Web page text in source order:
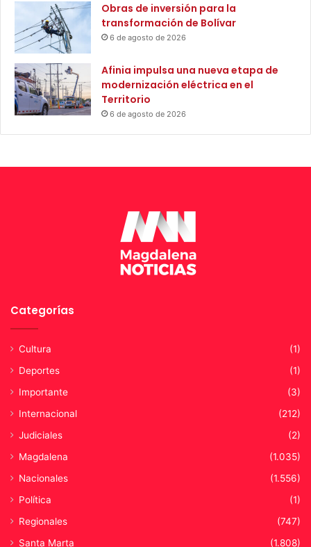
Obras de inversión para la
transformación de Bolívar
6 de agosto de 2026
Afinia impulsa una nueva etapa de
modernización eléctrica en el
Territorio
6 de agosto de 2026
Categorías
Cultura
(1)
Deportes
(1)
Importante
(3)
Internacional
(212)
Judiciales
(2)
Magdalena
(1.035)
Nacionales
(1.556)
Política
(1)
Regionales
(747)
Santa Marta
(1.808)